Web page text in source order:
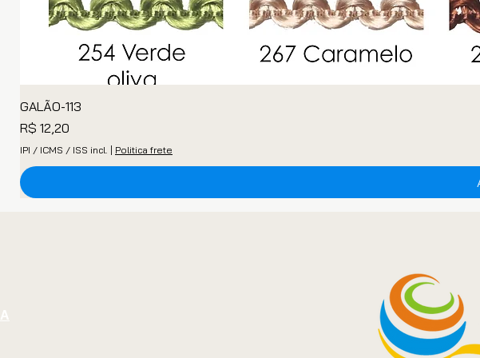
GALÃO-113
Preço
R$ 12,20
IPI / ICMS / ISS incl. | Politica frete